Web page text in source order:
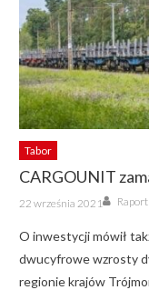
Tabor
CARGOUNIT
Posted
on
22 września 2021 Author
O inwestycji mówił
dwucyfrowe wzrosty
regionie krajów